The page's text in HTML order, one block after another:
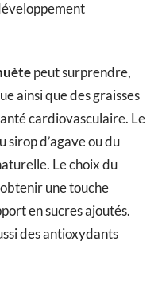
peut surprendre,
ainsi que des graisses
cardiovasculaire. Le
d’agave ou du
Le choix du
une touche
en sucres ajoutés.
des antioxydants